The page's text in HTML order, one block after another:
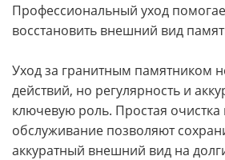
Профессиональный уход
восстановить внешний вид
Уход за гранитным памятником
действий, но регулярность и
ключевую роль. Простая
обслуживание позволяют
аккуратный внешний вид на